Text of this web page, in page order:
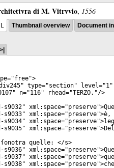
di M. Vitrvvio, 1556
Thumbnail overview Document
>|
="free">
" type="section" level="1"
" n="116" rhead="TERZO. "/>
s9032" xml:space="preserve
s9033" xml:space="preserve">è,
s9034" xml:space="preserve
s9035" xml:space="preserve
quelle: </s>
s9036" xml:space="preserve
s9037" xml:space="preserve
s9038" xml:space="preserve